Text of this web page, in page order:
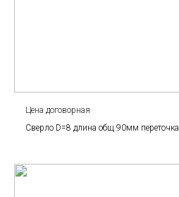
Цена договорная
Сверло D=8 длина общ 90мм переточка.